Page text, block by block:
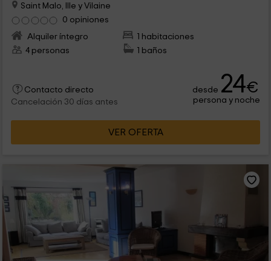
Saint Malo, Ille y Vilaine
0 opiniones
Alquiler íntegro
1 habitaciones
4 personas
1 baños
Contacto directo
Cancelación 30 días antes
desde 24€
persona y noche
VER OFERTA